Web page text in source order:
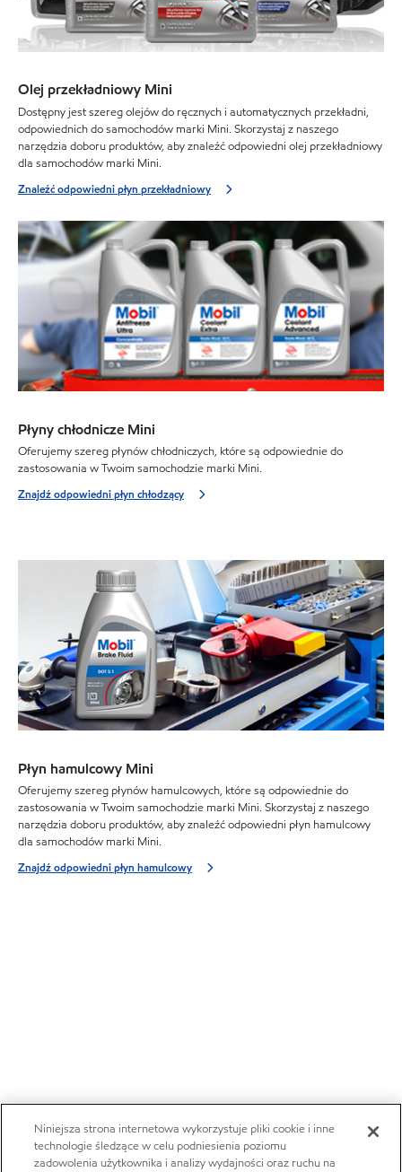
Olej przekładniowy Mini
Dostępny jest szereg olejów do ręcznych i automatycznych przekładni,
odpowiednich do samochodów marki Mini. Skorzystaj z naszego
narzędzia doboru produktów, aby znaleźć odpowiedni olej przekładniowy
dla samochodów marki Mini.
Znaleźć odpowiedni płyn przekładniowy
Płyny chłodnicze Mini
Oferujemy szereg płynów chłodniczych, które są odpowiednie do
zastosowania w Twoim samochodzie marki Mini.
Znajdź odpowiedni płyn chłodzący
Płyn hamulcowy Mini
Oferujemy szereg płynów hamulcowych, które są odpowiednie do
zastosowania w Twoim samochodzie marki Mini. Skorzystaj z naszego
narzędzia doboru produktów, aby znaleźć odpowiedni płyn hamulcowy
dla samochodów marki Mini.
Znajdź odpowiedni płyn hamulcowy
Niniejsza strona internetowa wykorzystuje pliki cookie i inne
technologie śledzące w celu podniesienia poziomu
zadowolenia użytkownika i analizy wydajności oraz ruchu na